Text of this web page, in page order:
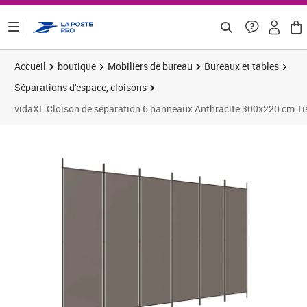
Accueil boutique Mobiliers de bureau
Bureaux et tables
Séparations d'espace, cloisons
vidaXL Cloison de séparation 6 panneaux Anthracite 300x220 cm